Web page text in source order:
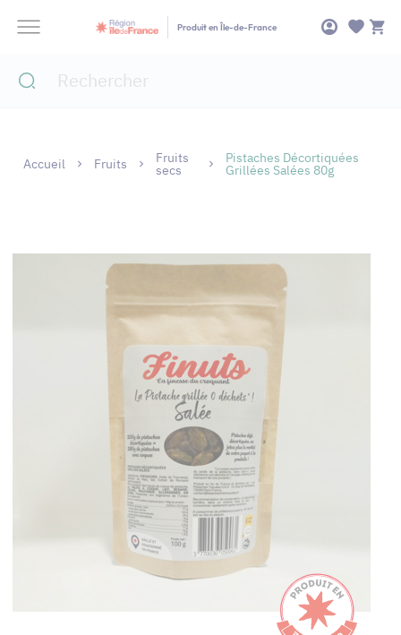
Produit en Île-de-France
Accueil Fruits Fruits
secs
Pistaches Décortiquées
Grillées Salées 80g